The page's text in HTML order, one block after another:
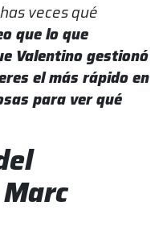
veces qué
que lo que
Valentino gestionó
el más rápido en
para ver qué